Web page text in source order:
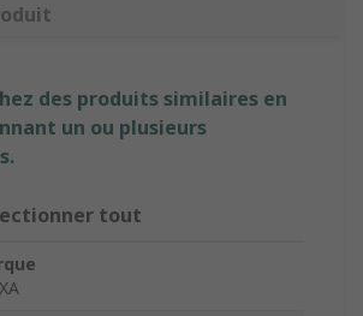
des produits similaires en
un ou plusieurs
tout